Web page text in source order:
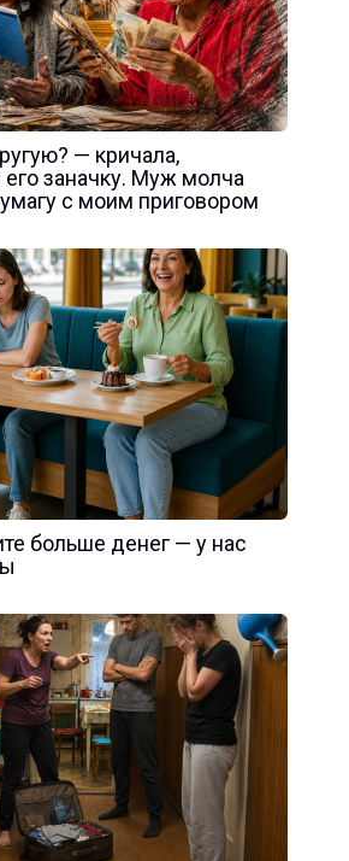
— кричала,
заначку. Муж молча
с моим приговором
больше денег — у нас